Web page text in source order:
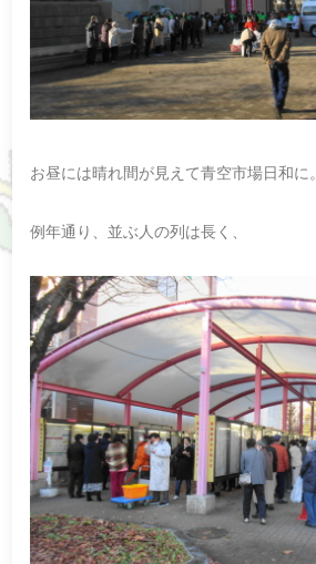
お昼には晴れ間が見えて青空市場日和に。
例年通り、並ぶ人の列は長く、